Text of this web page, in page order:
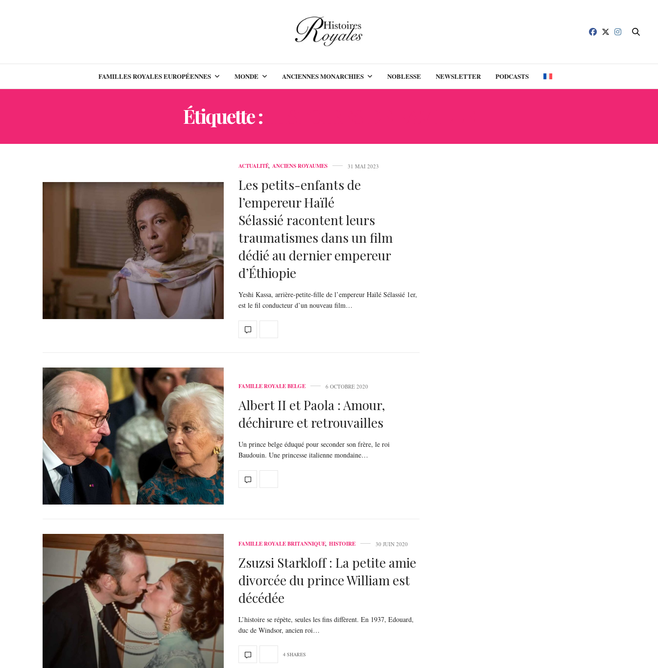
FAMILLES ROYALES EUROPÉENNES MONDE ANCIENNES MONARCHIES NOBLESSE NEWSLETTER PODCASTS
Étiquette :
ACTUALITÉ, ANCIENS ROYAUMES 31 MAI 2023
Les petits-enfants de
l’empereur Haïlé
Sélassié racontent leurs
traumatismes dans un film
dédié au dernier empereur
d’Éthiopie
Yeshi Kassa, arrière-petite-fille de l’empereur Haïlé Sélassié 1er,
est le fil conducteur d’un nouveau film…
FAMILLE ROYALE BELGE 6 OCTOBRE 2020
Albert II et Paola : Amour,
déchirure et retrouvailles
Un prince belge éduqué pour seconder son frère, le roi
Baudouin. Une princesse italienne mondaine…
FAMILLE ROYALE BRITANNIQUE, HISTOIRE 30 JUIN 2020
Zsuzsi Starkloff : La petite amie
divorcée du prince William est
décédée
L’histoire se répète, seules les fins diffèrent. En 1937, Edouard,
duc de Windsor, ancien roi…
4 SHARES